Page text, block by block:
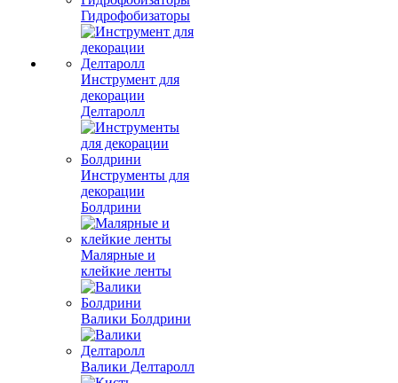
Гидрофобизаторы
Инструмент для
декорации
Делтаролл
Инструменты для
декорации
Болдрини
Малярные и
клейкие ленты
Валики Болдрини
Валики Делтаролл